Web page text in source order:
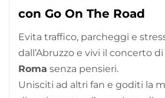
con Go On The Road
Evita traffico, parcheggi e
dall’Abruzzo e vivi il concerto di
Roma senza pensieri.
Unisciti ad altri fan e goditi la